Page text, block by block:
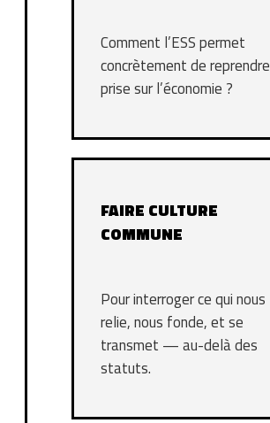
Comment l’ESS permet
concrètement de reprendre
prise sur l’économie ?
FAIRE CULTURE
COMMUNE
Pour interroger ce qui nous
relie, nous fonde, et se
transmet — au-delà des
statuts.